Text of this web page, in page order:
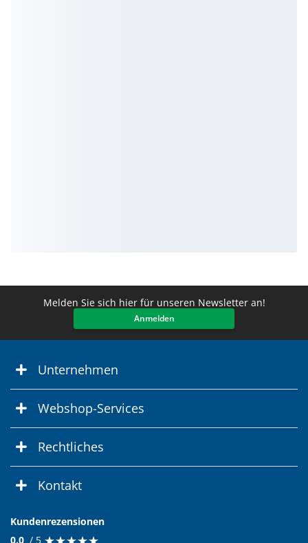
Melden Sie sich hier für unseren Newsletter an!
Anmelden
Unternehmen
Webshop-Services
Rechtliches
Kontakt
Kundenrezensionen
0.0 / 5 ★★★★★
★★★★★